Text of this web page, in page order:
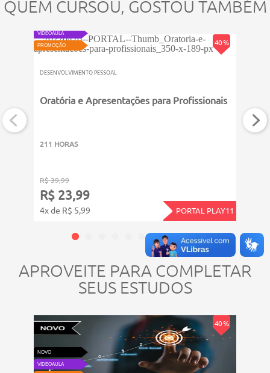
QUEM CURSOU, GOSTOU TAMBÉM
40 %
VIDEOAULA
PROMOÇÃO
DESENVOLVIMENTO PESSOAL
Oratória e Apresentações para Profissionais
211 HORAS
R$ 39,99
R$ 23,99
4x de R$ 5,99 PORTAL PLAY11
APROVEITE PARA COMPLETAR
SEUS ESTUDOS
40 %
NOVO
VIDEOAULA